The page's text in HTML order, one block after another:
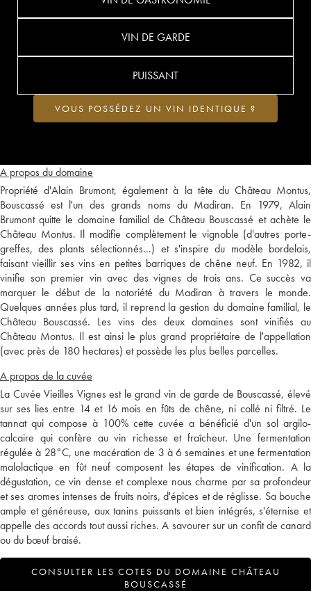
A propos du domaine
Propriété d'Alain Brumont, également à la tête du Château Montus,
Bouscassé est l'un des grands noms du Madiran. En 1979, Alain
Brumont quitte le domaine familial de Château Bouscassé et achète le
Château Montus. Il modifie complètement le vignoble (d'autres porte-
greffes, des plants sélectionnés...) et s'inspire du modèle bordelais,
faisant vieillir ses vins en petites barriques de chêne neuf. En 1982, il
vinifie son premier vin avec des vignes de trois ans. Ce succès va
marquer le début de la notoriété du Madiran à travers le monde.
Quelques années plus tard, il reprend la gestion du domaine familial, le
Château Bouscassé. Les vins des deux domaines sont vinifiés au
Château Montus. Il est ainsi le plus grand propriétaire de l'appellation
(avec près de 180 hectares) et possède les plus belles parcelles.
A propos de la cuvée
La Cuvée Vieilles Vignes est le grand vin de garde de Bouscassé, élevé
sur ses lies entre 14 et 16 mois en fûts de chêne, ni collé ni filtré. Le
tannat qui compose à 100% cette cuvée a bénéficié d'un sol argilo-
calcaire qui confère au vin richesse et fraîcheur. Une fermentation
régulée à 28°C, une macération de 3 à 6 semaines et une fermentation
malolactique en fût neuf composent les étapes de vinification. A la
dégustation, ce vin dense et complexe nous charme par sa profondeur
et ses aromes intenses de fruits noirs, d'épices et de réglisse. Sa bouche
ample et généreuse, aux tanins puissants et bien intégrés, s'éternise et
appelle des accords tout aussi riches. A savourer sur un confit de canard
ou du bœuf braisé.
CONSULTER LES COTES DU DOMAINE CHÂTEAU
BOUSCASSÉ
VIN DE GARDE
PUISSANT
VOUS POSSÉDEZ UN VIN IDENTIQUE ?